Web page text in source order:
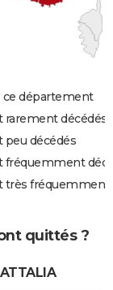
ce département
décédés
peu décédés
fréquemment
très fréquemment
quittés ?